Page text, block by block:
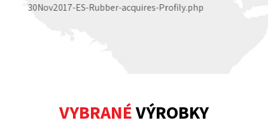
30Nov2017-ES-Rubber-acquires-Profily.php
VYBRANÉVÝROBKY